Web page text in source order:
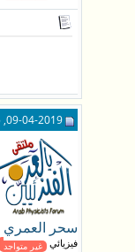
سحر العمري
غير متواجدفيزيائي جـديد